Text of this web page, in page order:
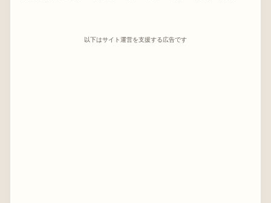
以下はサイト運営を支援する広告です